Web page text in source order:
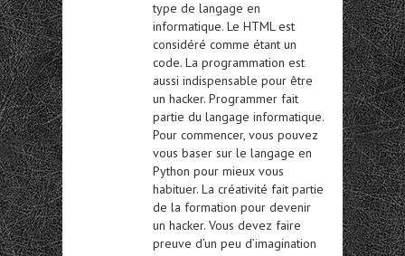
type de langage en
informatique. Le HTML est
considéré comme étant un
code. La programmation est
aussi indispensable pour être
un hacker. Programmer fait
partie du langage informatique.
Pour commencer, vous pouvez
vous baser sur le langage en
Python pour mieux vous
habituer. La créativité fait partie
de la formation pour devenir
un hacker. Vous devez faire
preuve d’un peu d’imagination